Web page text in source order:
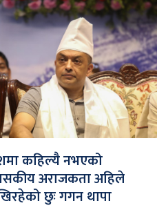
कहिल्यै नभएको
अराजकता अहिले
छुः गगन थापा